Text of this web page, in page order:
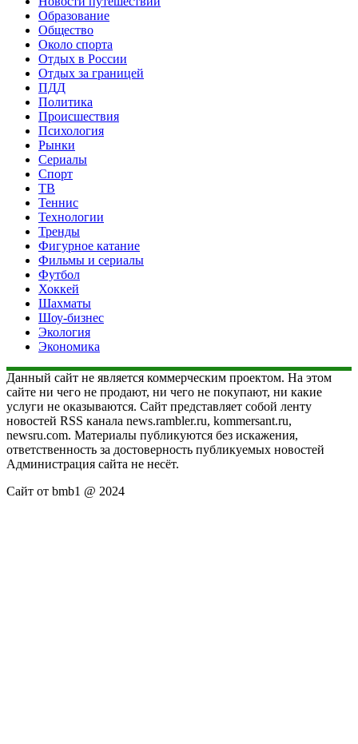
Образование
Общество
Около спорта
Отдых в России
Отдых за границей
ПДД
Политика
Происшествия
Психология
Рынки
Сериалы
Спорт
ТВ
Теннис
Технологии
Тренды
Фигурное катание
Фильмы и сериалы
Футбол
Хоккей
Шахматы
Шоу-бизнес
Экология
Экономика
Данный сайт не является коммерческим проектом. На этом
сайте ни чего не продают, ни чего не покупают, ни какие
услуги не оказываются. Сайт представляет собой ленту
новостей RSS канала news.rambler.ru, kommersant.ru,
newsru.com. Материалы публикуются без искажения,
ответственность за достоверность публикуемых новостей
Администрация сайта не несёт.
Сайт от bmb1 @ 2024